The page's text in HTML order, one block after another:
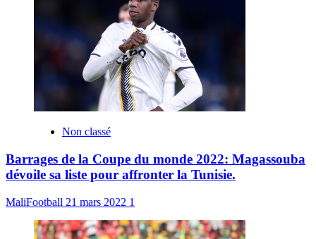
Non classé
Barrages de la Coupe du monde 2022: Magassouba
dévoile sa liste pour affronter la Tunisie.
MaliFootball 21 mars 2022 1